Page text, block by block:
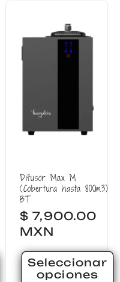
Difusor Max M
(Cobertura hasta 800m3)
BT
Precio
habitual
$ 7,900.00
MXN
Seleccionar
opciones